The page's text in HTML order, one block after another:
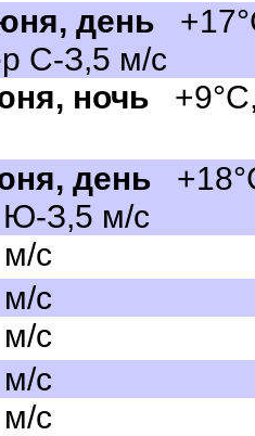
день
С-З,5 м/с
ночь
день
Ю-З,5 м/с
с
с
с
с
с